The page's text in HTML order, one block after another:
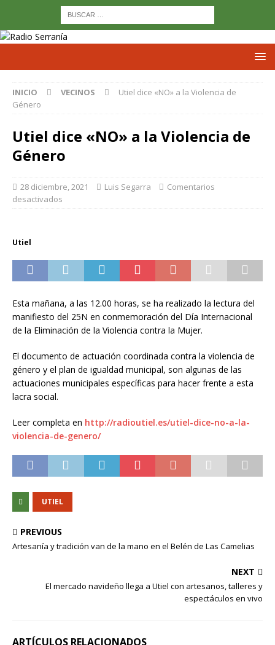
INICIO VECINOS
Utiel dice «NO» a la Violencia de
Género
Utiel dice «NO» a la Violencia de
Género
28 diciembre, 2021 Luis Segarra
Comentarios
desactivados
Utiel
Esta mañana, a las 12.00 horas, se ha realizado la lectura del
manifiesto del 25N en conmemoración del Día Internacional
de la Eliminación de la Violencia contra la Mujer.
El documento de actuación coordinada contra la violencia de
género y el plan de igualdad municipal, son algunas de las
actuaciones municipales específicas para hacer frente a esta
lacra social.
Leer completa en http://radioutiel.es/utiel-dice-no-a-la-
violencia-de-genero/
UTIEL
PREVIOUS
Artesanía y tradición van de la mano en el Belén de Las Camelias
NEXT
El mercado navideño llega a Utiel con artesanos, talleres y
espectáculos en vivo
ARTÍCULOS RELACIONADOS